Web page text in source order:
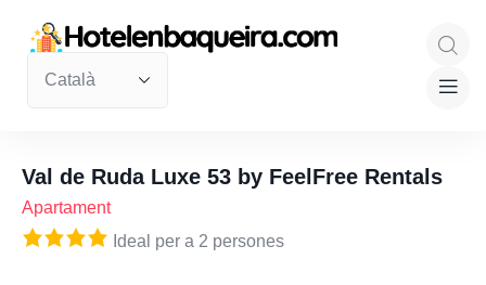
Val de Ruda Luxe 53 by FeelFree Rentals
Apartament
Ideal per a 2 persones